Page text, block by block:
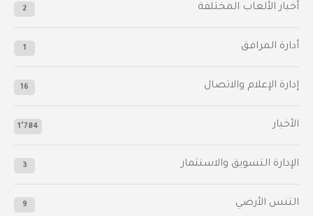
أخبار الألعاب المختلفة 2
أدارة المرافق 1
إدارة الإعلام والاتصال 16
الأخبار 1٬784
الإدارة التسويق والاستثمار 3
التنس الأرضي 9